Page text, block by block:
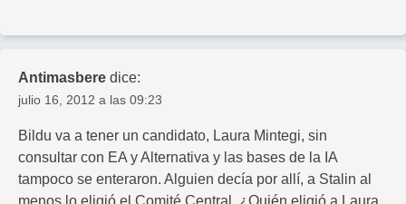
Antimasbere dice:
julio 16, 2012 a las 09:23
Bildu va a tener un candidato, Laura Mintegi, sin
consultar con EA y Alternativa y las bases de la IA
tampoco se enteraron. Alguien decía por allí, a Stalin al